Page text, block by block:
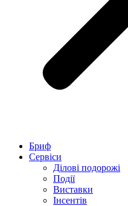
Бриф
Сервіси
Ділові подорожі
Події
Виставки
Інсентів